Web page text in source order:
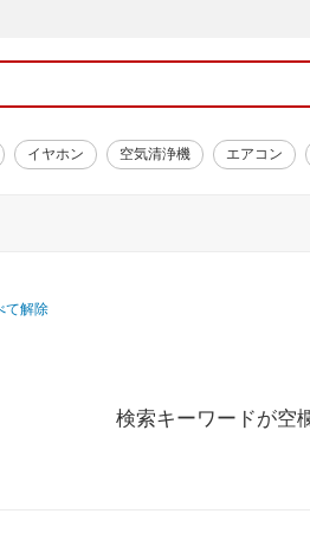
イヤホン 空気清浄機 エアコン
て解除
検索キーワードが空